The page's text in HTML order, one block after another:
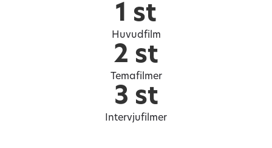
1 st
Huvudfilm
2 st
Temafilmer
3 st
Intervjufilmer